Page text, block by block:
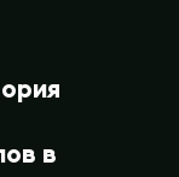
в